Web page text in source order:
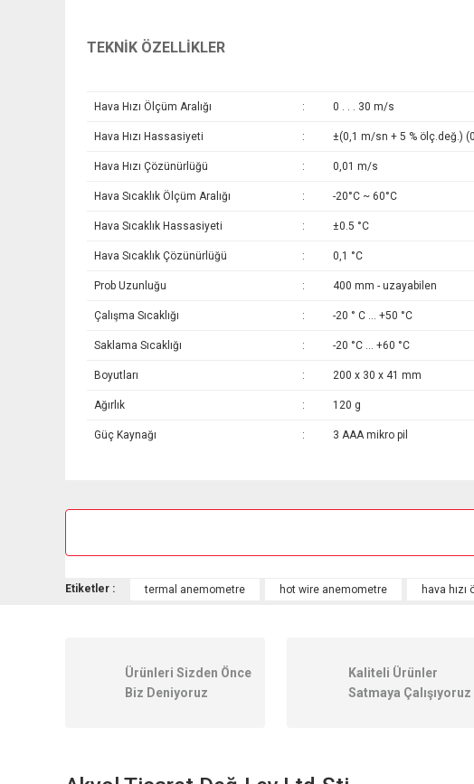
TEKNİK ÖZELLİKLER
Hava Hızı Ölçüm Aralığı : 0 . . . 30 m/s
Hava Hızı Hassasiyeti : ±(0,1 m/sn + 5 % ölç.değ.)
Hava Hızı Çözünürlüğü : 0,01 m/s
Hava Sıcaklık Ölçüm Aralığı : -20°C ~ 60°C
Hava Sıcaklık Hassasiyeti : ±0.5 °C
Hava Sıcaklık Çözünürlüğü : 0,1 °C
Prob Uzunluğu : 400 mm - uzayabilen
Çalışma Sıcaklığı : -20 ° C … +50 °C
Saklama Sıcaklığı : -20 °C ... +60 °C
Boyutları : 200 x 30 x 41 mm
Ağırlık : 120 g
Güç Kaynağı : 3 AAA mikro pil
Ürün açıklamasında eksik bilgiler bulunuyor.
Bu ürüne benzer farklı alternatifler olmalı.
Etiketler : termal anemometre hot wire anemometre hava hızı
Ürünleri Sizden Önce
Biz Deniyoruz
Kaliteli Ürünler
Satmaya Çalışıyoruz